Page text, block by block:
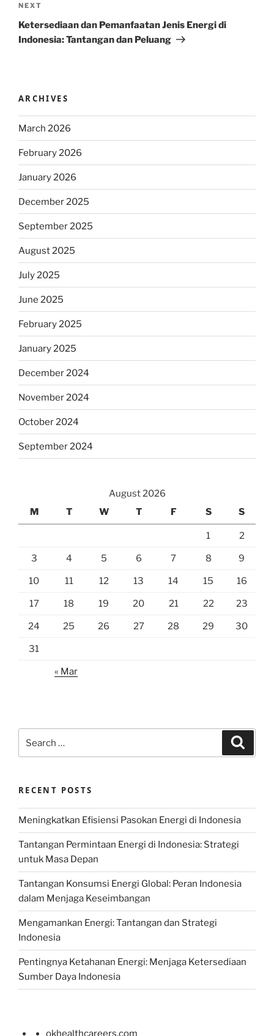
Next
Post
NEXT
Ketersediaan dan Pemanfaatan Jenis Energi di
Indonesia: Tantangan dan Peluang
ARCHIVES
March 2026
February 2026
January 2026
December 2025
September 2025
August 2025
July 2025
June 2025
February 2025
January 2025
December 2024
November 2024
October 2024
September 2024
August 2026
M
T W T F S S
1 2
3 4 5 6 7 8 9
10 11 12 13 14 15 16
17 18 19 20 21 22 23
24 25 26 27 28 29 30
31
« Mar
for:
RECENT POSTS
Meningkatkan Efisiensi Pasokan Energi di Indonesia
Tantangan Permintaan Energi di Indonesia: Strategi
untuk Masa Depan
Tantangan Konsumsi Energi Global: Peran Indonesia
dalam Menjaga Keseimbangan
Mengamankan Energi: Tantangan dan Strategi
Indonesia
Pentingnya Ketahanan Energi: Menjaga Ketersediaan
Sumber Daya Indonesia
okhealthcareers.com